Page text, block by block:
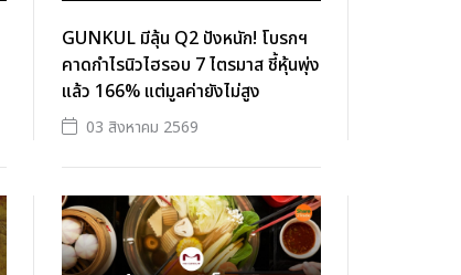
GUNKUL มีลุ้น Q2 ปังหนัก! โบรกฯ
คาดกำไรนิวไฮรอบ 7 ไตรมาส ชี้หุ้นพุ่ง
แล้ว 166% แต่มูลค่ายังไม่สูง
03 สิงหาคม 2569